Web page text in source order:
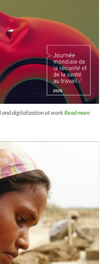
and digitalization at workRead more